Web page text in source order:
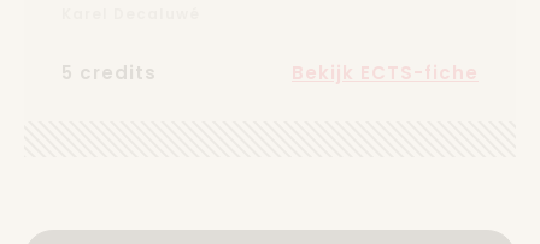
5 credits Bekijk ECTS-fiche